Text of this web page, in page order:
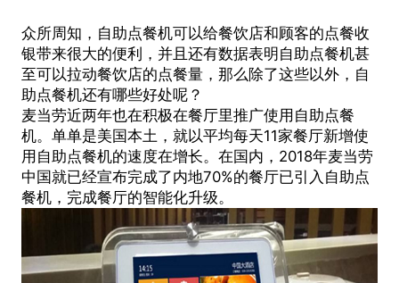
众所周知， 自助点餐机可以给餐饮店和顾客的点餐收
银带来很大的便利，并且还有数据表明自助点餐机甚
至可以拉动餐饮店的点餐量，那么除了这些以外，自
助点餐机还有哪些好处呢？
麦当劳近两年也在积极在餐厅里推广使用自助点餐
机。单单是美国本土，就以平均每天11家餐厅新增使
用自助点餐机的速度在增长。在国内，2018年麦当劳
中国就已经宣布完成了内地70%的餐厅已引入自助点
餐机，完成餐厅的智能化升级。